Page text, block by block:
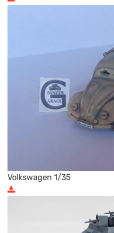
Volkswagen 1/35